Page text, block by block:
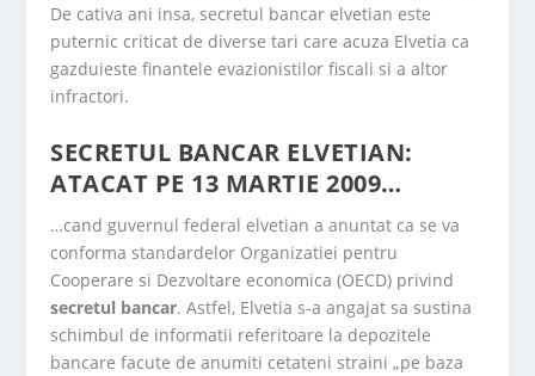
De cativa ani insa, secretul bancar elvetian este
puternic criticat de diverse tari care acuza Elvetia ca
gazduieste finantele evazionistilor fiscali si a altor
infractori.
SECRETUL BANCAR ELVETIAN:
ATACAT PE 13 MARTIE 2009…
…cand guvernul federal elvetian a anuntat ca se va
conforma standardelor Organizatiei pentru
Cooperare si Dezvoltare economica (OECD) privind
secretul bancar. Astfel, Elvetia s-a angajat sa sustina
schimbul de informatii referitoare la depozitele
bancare facute de anumiti cetateni straini „pe baza